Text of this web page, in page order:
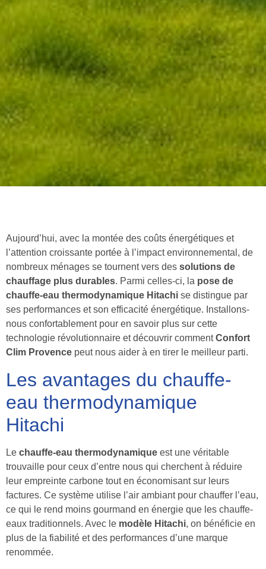
Aujourd’hui, avec la montée des coûts énergétiques et
l’attention croissante portée à l’impact environnemental, de
nombreux ménages se tournent vers des solutions de
chauffage plus durables. Parmi celles-ci, la pose de
chauffe-eau thermodynamique Hitachi se distingue par
ses performances et son efficacité énergétique. Installons-
nous confortablement pour en savoir plus sur cette
technologie révolutionnaire et découvrir commentConfort
Clim Provence peut nous aider à en tirer le meilleur parti.
Les avantages du chauffe-
eau thermodynamique
Hitachi
Le chauffe-eau thermodynamique est une véritable
trouvaille pour ceux d’entre nous qui cherchent à réduire
leur empreinte carbone tout en économisant sur leurs
factures. Ce système utilise l’air ambiant pour chauffer l’eau,
ce qui le rend moins gourmand en énergie que les chauffe-
eaux traditionnels. Avec le modèle Hitachi, on bénéficie en
plus de la fiabilité et des performances d’une marque
renommée.